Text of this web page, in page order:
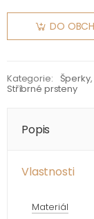
DO
Kategorie: Šperky,
Stříbrné prsteny
Popis
Vlastnosti
Materiál